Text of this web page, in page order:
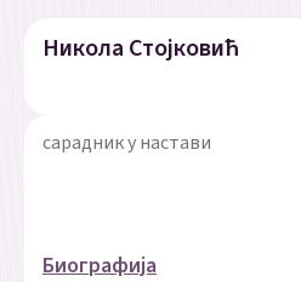
Никола Стојковић
сарадник у настави
Биографија